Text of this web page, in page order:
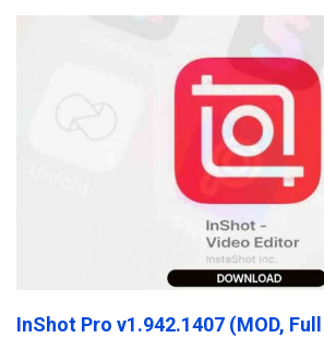
InShot Pro v1.942.1407 (MOD,